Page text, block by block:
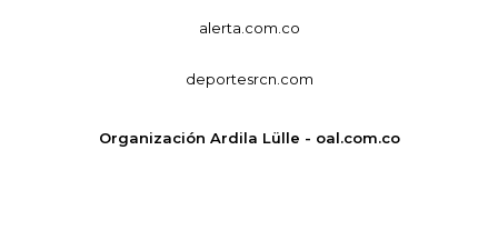
alerta.com.co
deportesrcn.com
Organización Ardila Lülle - oal.com.co